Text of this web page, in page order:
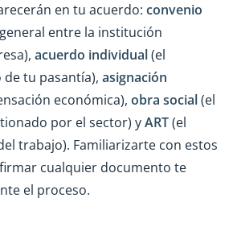
en tu acuerdo: convenio
entre la institución
acuerdo individual(el
tu pasantía), asignación
económica), obra social(el
por el sector) yART(el
trabajo). Familiarizarte con estos
cualquier documento te
el proceso.